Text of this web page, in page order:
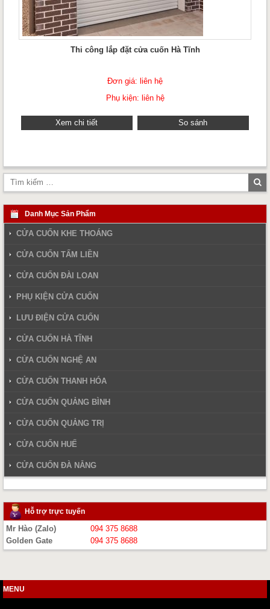
Thi công lắp đặt cửa cuốn Hà Tĩnh
Đơn giá: liên hệ
Phụ kiện: liên hệ
Xem chi tiết So sánh
Danh Mục Sản Phẩm
CỬA CUỐN KHE THOÁNG
CỬA CUỐN TẤM LIỀN
CỬA CUỐN ĐÀI LOAN
PHỤ KIỆN CỬA CUỐN
LƯU ĐIỆN CỬA CUỐN
CỬA CUỐN HÀ TĨNH
CỬA CUỐN NGHỆ AN
CỬA CUỐN THANH HÓA
CỬA CUỐN QUẢNG BÌNH
CỬA CUỐN QUẢNG TRỊ
CỬA CUỐN HUẾ
CỬA CUỐN ĐÀ NẴNG
Hỗ trợ trực tuyến
Mr Hào (Zalo)
094 375 8688
Golden Gate
094 375 8688
MENU